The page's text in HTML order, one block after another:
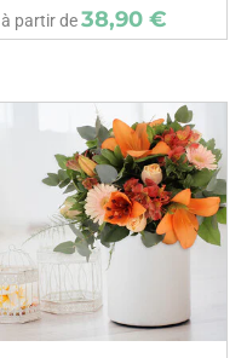
à partir de38,90 €